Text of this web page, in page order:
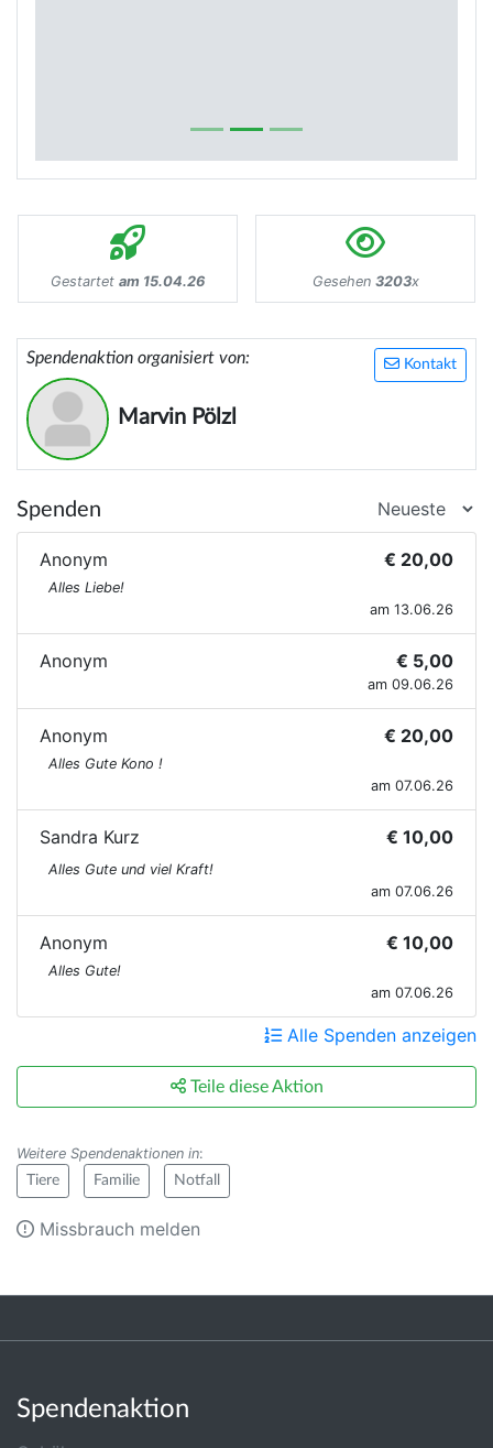
Gestartet am 15.04.26 Gesehen 3203x
Kontakt
Spendenaktion organisiert von:
Marvin Pölzl
Spenden
Anonym € 20,00
Alles Liebe!
am 13.06.26
Anonym € 5,00
am 09.06.26
Anonym € 20,00
Alles Gute Kono !
am 07.06.26
Sandra Kurz € 10,00
Alles Gute und viel Kraft!
am 07.06.26
Anonym € 10,00
Alles Gute!
am 07.06.26
Alle Spenden anzeigen
Teile diese Aktion
Weitere Spendenaktionen in:
Tiere Familie Notfall
Missbrauch melden
Spendenaktion